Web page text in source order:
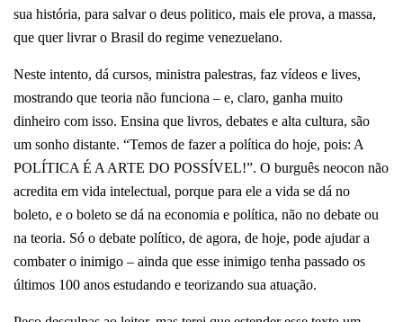
sua história, para salvar o deus politico, mais ele prova, a massa,
que quer livrar o Brasil do regime venezuelano.
Neste intento, dá cursos, ministra palestras, faz vídeos e lives,
mostrando que teoria não funciona – e, claro, ganha muito
dinheiro com isso. Ensina que livros, debates e alta cultura, são
um sonho distante. “Temos de fazer a política do hoje, pois: A
POLÍTICA É A ARTE DO POSSÍVEL!”. O burguês neocon não
acredita em vida intelectual, porque para ele a vida se dá no
boleto, e o boleto se dá na economia e política, não no debate ou
na teoria. Só o debate político, de agora, de hoje, pode ajudar a
combater o inimigo – ainda que esse inimigo tenha passado os
últimos 100 anos estudando e teorizando sua atuação.